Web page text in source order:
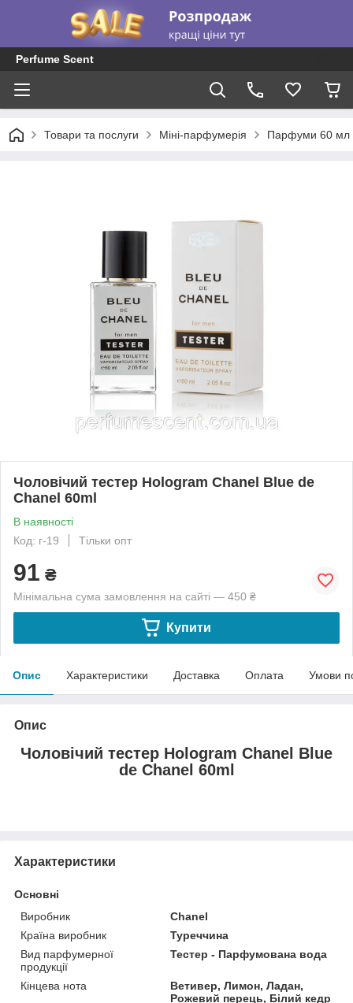
Perfume Scent
Товари та послуги Міні-парфумерія Парфуми 60 мл
Чоловічий тестер Hologram Chanel Blue de
Chanel 60ml
В наявності
Код: г-19
Тільки опт
91 ₴
Мінімальна сума замовлення на сайті — 450 ₴
Купити
Опис Характеристики Доставка Оплата Умови
Опис
Чоловічий тестер Hologram Chanel Blue
de Chanel 60ml
Характеристики
Основні
Виробник
Chanel
Країна виробник
Туреччина
Вид парфумерної
продукції
Тестер - Парфумована вода
Кінцева нота
Ветивер, Лимон, Ладан,
Рожевий перець, Білий кедр